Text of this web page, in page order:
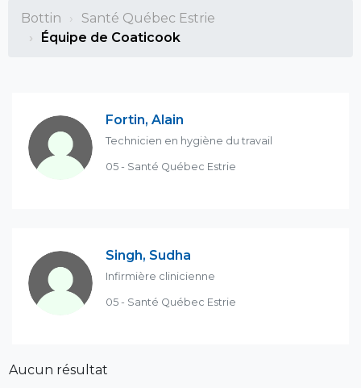
Bottin
Santé Québec Estrie
Équipe de Coaticook
Fortin, Alain
Technicien en hygiène du travail
05 - Santé Québec Estrie
Singh, Sudha
Infirmière clinicienne
05 - Santé Québec Estrie
Aucun résultat